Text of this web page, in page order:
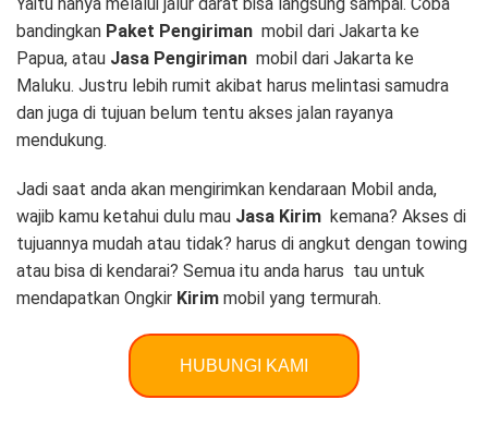
Yaitu hanya melalui jalur darat bisa langsung sampai. Coba
bandingkan Paket Pengiriman mobil dari Jakarta ke
Papua, atau Jasa Pengiriman mobil dari Jakarta ke
Maluku. Justru lebih rumit akibat harus melintasi samudra
dan juga di tujuan belum tentu akses jalan rayanya
mendukung.
Jadi saat anda akan mengirimkan kendaraan Mobil anda,
wajib kamu ketahui dulu mau Jasa Kirim kemana? Akses di
tujuannya mudah atau tidak? harus di angkut dengan towing
atau bisa di kendarai? Semua itu anda harus tau untuk
mendapatkan Ongkir Kirim mobil yang termurah.
HUBUNGI KAMI